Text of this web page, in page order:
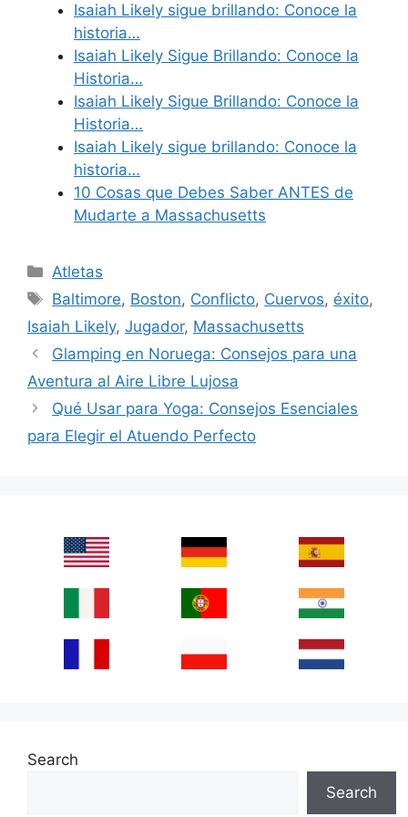
Isaiah Likely sigue brillando: Conoce la
historia…
Isaiah Likely Sigue Brillando: Conoce la
Historia…
Isaiah Likely Sigue Brillando: Conoce la
Historia…
Isaiah Likely sigue brillando: Conoce la
historia…
10 Cosas que Debes Saber ANTES de
Mudarte a Massachusetts
Categories
Atletas
Tags
Baltimore, Boston, Conflicto, Cuervos, éxito,
Isaiah Likely, Jugador, Massachusetts
Glamping en Noruega: Consejos para una
Aventura al Aire Libre Lujosa
Qué Usar para Yoga: Consejos Esenciales
para Elegir el Atuendo Perfecto
Search
Search